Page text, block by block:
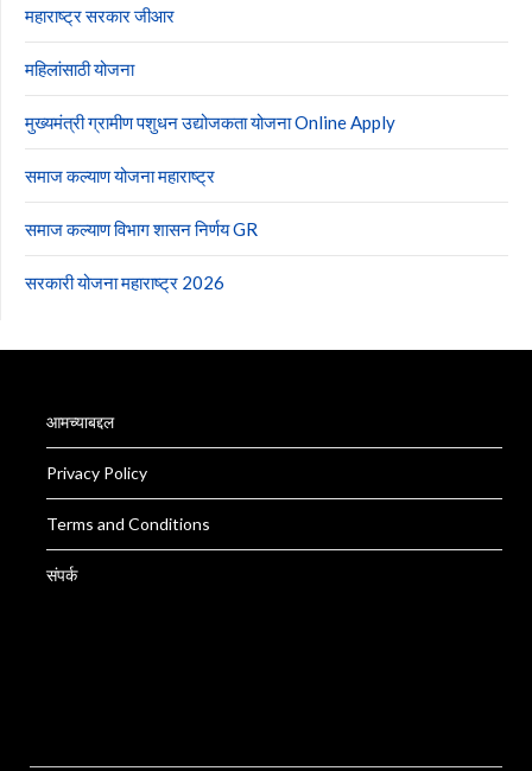
महाराष्ट्र सरकार जीआर
महिलांसाठी योजना
मुख्यमंत्री ग्रामीण पशुधन उद्योजकता योजना Online Apply
समाज कल्याण योजना महाराष्ट्र
समाज कल्याण विभाग शासन निर्णय GR
सरकारी योजना महाराष्ट्र 2026
आमच्याबद्दल
Privacy Policy
Terms and Conditions
संपर्क